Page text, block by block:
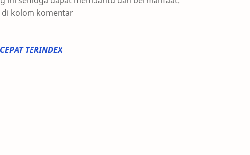
kolom komentar
TERINDEX